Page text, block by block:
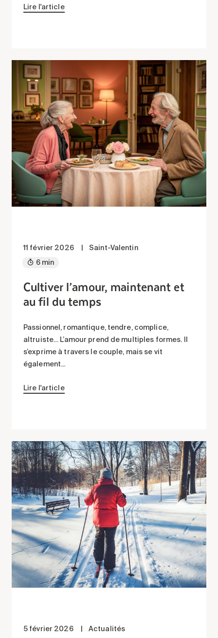
Lire l'article
11 février 2026
Saint-Valentin
6 min
Cultiver l’amour, maintenant et
au fil du temps
Passionnel, romantique, tendre, complice,
altruiste… L’amour prend de multiples formes. Il
s’exprime à travers le couple, mais se vit
également...
Lire l'article
5 février 2026
Actualités